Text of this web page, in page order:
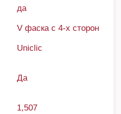
да
V фаска с 4-х сторон
Uniclic
Да
1,507